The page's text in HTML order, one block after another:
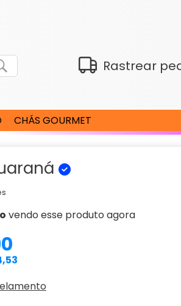
Rastrear
CHÁS GOURMET
vendo esse produto agora